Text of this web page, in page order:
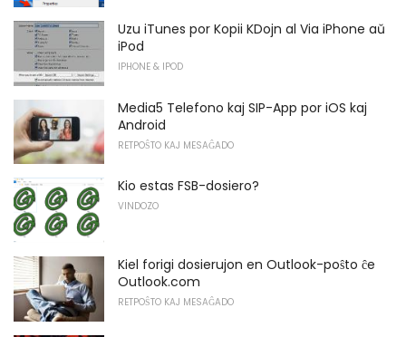
Uzu iTunes por Kopii KDojn al Via iPhone aŭ
iPod
IPHONE & IPOD
Media5 Telefono kaj SIP-App por iOS kaj
Android
RETPOŜTO KAJ MESAĜADO
Kio estas FSB-dosiero?
VINDOZO
Kiel forigi dosierujon en Outlook-poŝto ĉe
Outlook.com
RETPOŜTO KAJ MESAĜADO